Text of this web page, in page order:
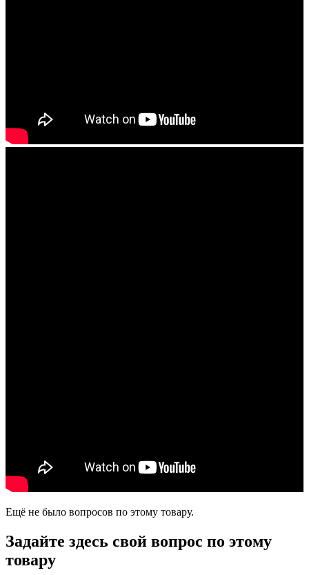
Ещё не было вопросов по этому товару.
Задайте здесь свой вопрос по этому
товару